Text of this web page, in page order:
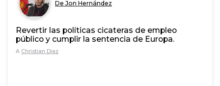
De Jon Hernández
Revertir las políticas cicateras de empleo
público y cumplir la sentencia de Europa.
A Christian Diaz